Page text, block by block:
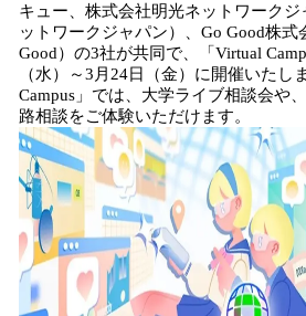
キュー、株式会社明光ネットワーク
ットワークジャパン）、Go Good株式
Good）の3社が共同で、「Virtual
（水）～3月24日（金）に開催いたし
Campus」では、大学ライブ相談会や
路相談をご体験いただけます。